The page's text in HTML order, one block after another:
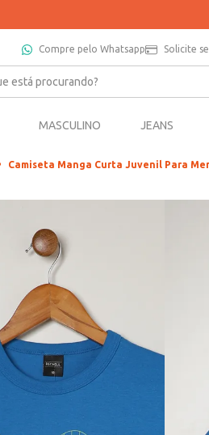
Compre pelo Whatsapp Solicite
procurando?
MASCULINO JEANS
Camiseta Manga Curta Juvenil Para